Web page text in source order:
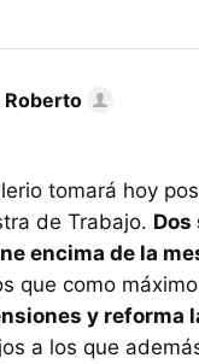
Roberto
tomará hoy
de Trabajo. Dos
encima de la
que como
y reforma
a los que